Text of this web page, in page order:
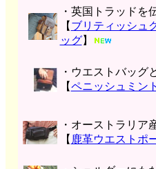
・英国トラッドを
【 ブリティッシュ
ッグ】
・ウエストバッグ
【ペニッシュミン
・オーストラリア
【 鹿革ウエストポ